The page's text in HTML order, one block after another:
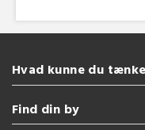
Hvad kunne du
Takeaway
Glutenfri
Find din by